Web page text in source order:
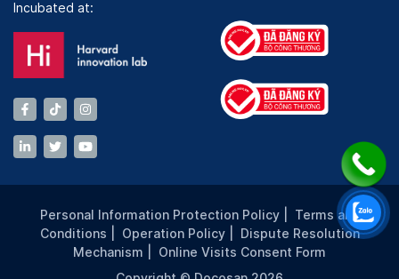
Incubated at:
Personal Information Protection Policy
Terms and
Conditions
Operation Policy
Dispute Resolution
Mechanism
Online Visits Consent Form